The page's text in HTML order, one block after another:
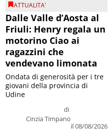
ATTUALITA'
Dalle Valle d’Aosta al
Friuli: Henry regala un
motorino Ciao ai
ragazzini che
vendevano limonata
di
Cinzia Timpano
il 08/08/2026
Ondata di generosità per i tre
giovani della provincia di
Udine